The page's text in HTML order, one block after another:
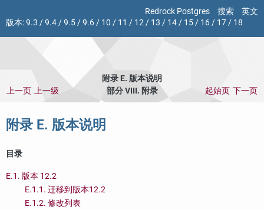
Redrock Postgres 搜索
英文
版本:9.3 /9.4/9.5/9.6/ 10 / 11 / 12/ 13 / 14/ 15/ 16/ 17/ 18
附录 E. 版本说明
上一页 上一级 部分 VIII. 附录 起始页 下一页
附录 E. 版本说明
目录
E.1. 版本 12.2
E.1.1. 迁移到版本12.2
E.1.2. 修改列表